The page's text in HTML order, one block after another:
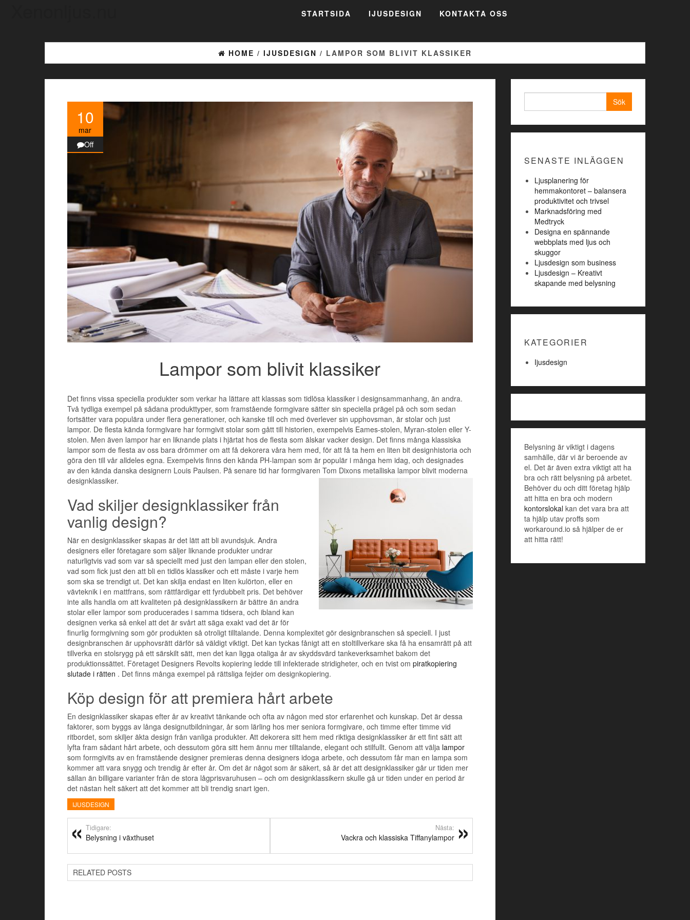
STARTSIDA IJUSDESIGN KONTAKTA OSS
HOME / IJUSDESIGN / LAMPOR SOM BLIVIT KLASSIKER
10
mar
Off
Lampor som blivit klassiker
Det finns vissa speciella produkter som verkar ha lättare att klassas som tidlösa klassiker i designsammanhang, än andra.
Två tydliga exempel på sådana produkttyper, som framstående formgivare sätter sin speciella prägel på och som sedan
fortsätter vara populära under flera generationer, och kanske till och med överlever sin upphovsman, är stolar och just
lampor. De flesta kända formgivare har formgivit stolar som gått till historien, exempelvis Eames-stolen, Myran-stolen eller Y-
stolen. Men även lampor har en liknande plats i hjärtat hos de flesta som älskar vacker design. Det finns många klassiska
lampor som de flesta av oss bara drömmer om att få dekorera våra hem med, för att få ta hem en liten bit designhistoria och
göra den till vår alldeles egna. Exempelvis finns den kända PH-lampan som är populär i många hem idag, och designades
av den kända danska designern Louis Paulsen. På senare tid har formgivaren Tom Dixons metalliska lampor blivit moderna
designklassiker.
Vad skiljer designklassiker från
vanlig design?
När en designklassiker skapas är det lätt att bli avundsjuk. Andra
designers eller företagare som säljer liknande produkter undrar
naturligtvis vad som var så speciellt med just den lampan eller den stolen,
vad som fick just den att bli en tidlös klassiker och ett måste i varje hem
som ska se trendigt ut. Det kan skilja endast en liten kulörton, eller en
vävteknik i en mattfrans, som rättfärdigar ett fyrdubbelt pris. Det behöver
inte alls handla om att kvaliteten på designklassikern är bättre än andra
stolar eller lampor som producerades i samma tidsera, och ibland kan
designen verka så enkel att det är svårt att säga exakt vad det är för
finurlig formgivning som gör produkten så otroligt tilltalande. Denna komplexitet gör designbranschen så speciell. I just
designbranschen är upphovsrätt därför så väldigt viktigt. Det kan tyckas fånigt att en stoltillverkare ska få ha ensamrätt på att
tillverka en stolsrygg på ett särskilt sätt, men det kan ligga otaliga år av skyddsvärd tankeverksamhet bakom det
produktionssättet. Företaget Designers Revolts kopiering ledde till infekterade stridigheter, och en tvist om piratkopiering
slutade i rätten . Det finns många exempel på rättsliga fejder om designkopiering.
Köp design för att premiera hårt arbete
En designklassiker skapas efter år av kreativt tänkande och ofta av någon med stor erfarenhet och kunskap. Det är dessa
faktorer, som byggs av långa designutbildningar, år som lärling hos mer seniora formgivare, och timme efter timme vid
ritbordet, som skiljer äkta design från vanliga produkter. Att dekorera sitt hem med riktiga designklassiker är ett fint sätt att
lyfta fram sådant hårt arbete, och dessutom göra sitt hem ännu mer tilltalande, elegant och stilfullt. Genom att välja lampor
som formgivits av en framstående designer premieras denna designers idoga arbete, och dessutom får man en lampa som
kommer att vara snygg och trendig år efter år. Om det är något som är säkert, så är det att designklassiker går ur tiden mer
sällan än billigare varianter från de stora lågprisvaruhusen – och om designklassikern skulle gå ur tiden under en period är
det nästan helt säkert att det kommer att bli trendig snart igen.
IJUSDESIGN
Tidigare:
Belysning i växthuset
Nästa:
Vackra och klassiska Tiffanylampor
RELATED POSTS
SENASTE INLÄGGEN
Ljusplanering för
hemmakontoret – balansera
produktivitet och trivsel
Marknadsföring med
Medtryck
Designa en spännande
webbplats med ljus och
skuggor
Ljusdesign som business
Ljusdesign – Kreativt
skapande med belysning
KATEGORIER
Ijusdesign
Belysning är viktigt i dagens
samhälle, där vi är beroende av
el. Det är även extra viktigt att ha
bra och rätt belysning på arbetet.
Behöver du och ditt företag hjälp
att hitta en bra och modern
kontorslokalkan det vara bra att
ta hjälp utav proffs som
workaround.io så hjälper de er
att hitta rätt!